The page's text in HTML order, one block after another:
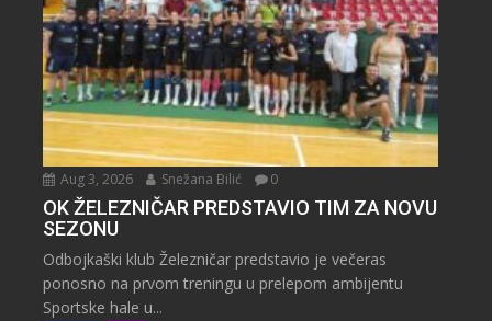
Aug 3, 2026 Snežana Bilić 0
OK ŽELEZNIČAR PREDSTAVIO TIM ZA NOVU
SEZONU
Odbojkaški klub Železničar predstavio je večeras
ponosno na prvom treningu u prelepom ambijentu
Sportske hale u...